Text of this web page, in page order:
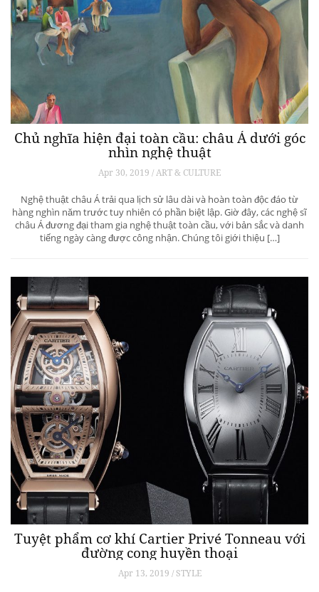
Chủ nghĩa hiện đại toàn cầu: châu Á dưới góc
nhìn nghệ thuật
Apr 30, 2019 / ART & CULTURE
Nghệ thuật châu Á trải qua lịch sử lâu dài và hoàn toàn độc đáo từ
hàng nghìn năm trước tuy nhiên có phần biệt lập. Giờ đây, các nghệ sĩ
châu Á đương đại tham gia nghệ thuật toàn cầu, với bản sắc và danh
tiếng ngày càng được công nhận. Chúng tôi giới thiệu […]
Tuyệt phẩm cơ khí Cartier Privé Tonneau với
đường cong huyền thoại
Apr 13, 2019 / STYLE